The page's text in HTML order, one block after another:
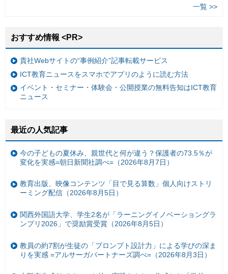
一覧 >>
おすすめ情報 <PR>
貴社Webサイトの“事例紹介”記事転載サービス
ICT教育ニュースをスマホでアプリのように読む方法
イベント・セミナー・体験会・公開授業の無料告知はICT教育
ニュース
最近の人気記事
今の子どもの夏休み、親世代と何が違う？保護者の73.5％が
変化を実感=朝日新聞社調べ=（2026年8月7日）
教育出版、映像コンテンツ「目で見る算数」個人向けストリ
ーミング配信（2026年8月5日）
関西外国語大学、学生2名が「ラーニングイノベーショングラ
ンプリ2026」で奨励賞受賞（2026年8月5日）
教員の約7割が生徒の「プロンプト設計力」による学びの深ま
りを実感 =アルサーガパートナーズ調べ=（2026年8月3日）